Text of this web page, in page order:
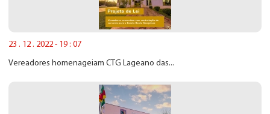
23 . 12 . 2022 - 19 : 07
Vereadores homenageiam CTG Lageano das...